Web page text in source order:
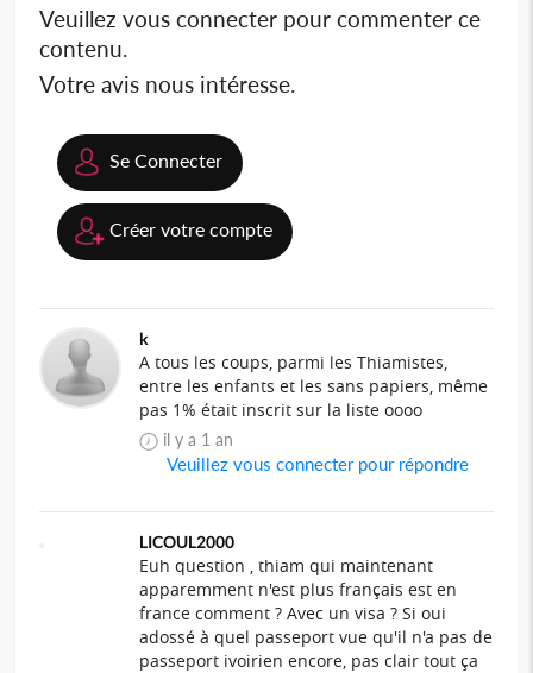
Veuillez vous connecter pour commenter ce
contenu.
Votre avis nous intéresse.
Se Connecter
Créer votre compte
k
A tous les coups, parmi les Thiamistes,
entre les enfants et les sans papiers, même
pas 1% était inscrit sur la liste oooo
il y a 1 an
Veuillez vous connecter pour répondre
LICOUL2000
Euh question , thiam qui maintenant
apparemment n'est plus français est en
france comment ? Avec un visa ? Si oui
adossé à quel passeport vue qu'il n'a pas de
passeport ivoirien encore, pas clair tout ça